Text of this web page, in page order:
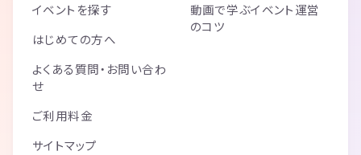
イベントを探す
はじめての方へ
よくある質問・お問い合わ
せ
ご利用料金
サイトマップ
動画で学ぶイベント運営
のコツ